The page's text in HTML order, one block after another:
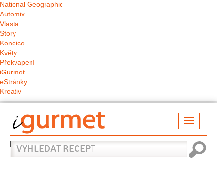
National Geographic
Automix
Vlasta
Story
Kondice
Květy
Překvapení
iGurmet
eStránky
Kreativ
Vyhledat
recept